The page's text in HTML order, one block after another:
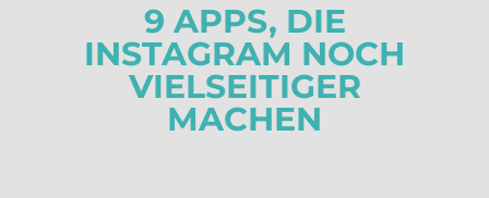
9 APPS, DIE
INSTAGRAM NOCH
VIELSEITIGER
MACHEN